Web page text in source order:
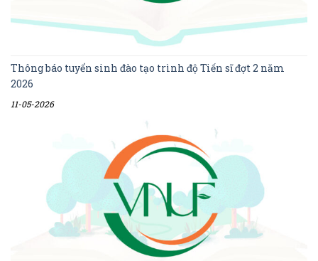
Thông báo tuyển sinh đào tạo trình độ Tiến sĩ đợt 2 năm
2026
11-05-2026